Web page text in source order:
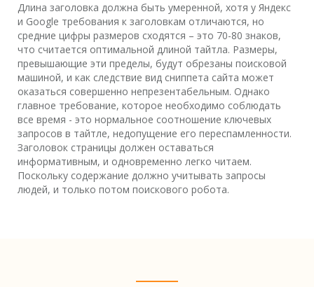
Длина заголовка должна быть умеренной, хотя у Яндекс
и Google требования к заголовкам отличаются, но
средние цифры размеров сходятся – это 70-80 знаков,
что считается оптимальной длиной тайтла. Размеры,
превышающие эти пределы, будут обрезаны поисковой
машиной, и как следствие вид сниппета сайта может
оказаться совершенно непрезентабельным. Однако
главное требование, которое необходимо соблюдать
все время - это нормальное соотношение ключевых
запросов в тайтле, недопущение его переспамленности.
Заголовок страницы должен оставаться
информативным, и одновременно легко читаем.
Поскольку содержание должно учитывать запросы
людей, и только потом поискового робота.